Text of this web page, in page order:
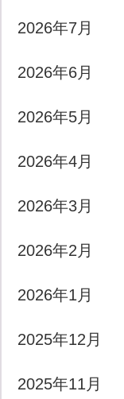
2026年7月
2026年6月
2026年5月
2026年4月
2026年3月
2026年2月
2026年1月
2025年12月
2025年11月